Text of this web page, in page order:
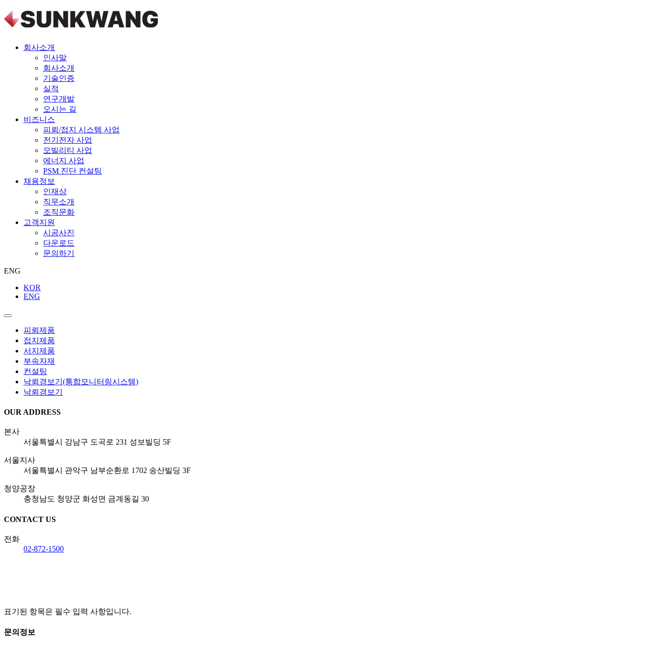
회사소개
인사말
회사소개
기술인증
실적
연구개발
오시는 길
비즈니스
피뢰/접지 시스템 사업
전기전자 사업
모빌리티 사업
에너지 사업
PSM 진단 컨설팅
채용정보
인재상
직무소개
조직문화
고객지원
시공사진
다운로드
문의하기
ENG
KOR
ENG
피뢰제품
접지제품
서지제품
부속자재
컨설팅
낙뢰경보기(통합모니터링시스템)
낙뢰경보기
OUR ADDRESS
본사
서울특별시 강남구 도곡로 231 성보빌딩 5F
서울지사
서울특별시 관악구 남부순환로 1702 송산빌딩 3F
청양공장
충청남도 청양군 화성면 금계동길 30
CONTACT US
전화
02-872-1500
표기된 항목은 필수 입력 사항입니다.
문의정보